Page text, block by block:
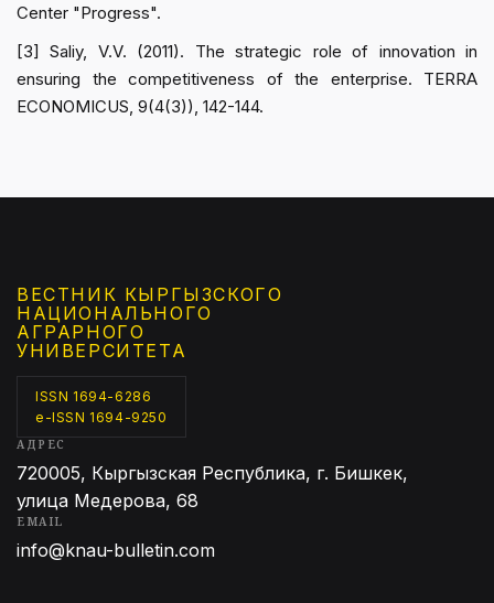
Center "Progress".
[3] Saliy, V.V. (2011). The strategic role of innovation in
ensuring the competitiveness of the enterprise. TERRA
ECONOMICUS, 9(4(3)), 142-144.
ВЕСТНИК КЫРГЫЗCКОГО
НАЦИОНАЛЬНОГО
АГРАРНОГО
УНИВЕРСИТЕТА
ISSN 1694-6286
e-ISSN 1694-9250
АДРЕС
720005, Кыргызская Республика, г. Бишкек,
улица Медерова, 68
EMAIL
info@knau-bulletin.com